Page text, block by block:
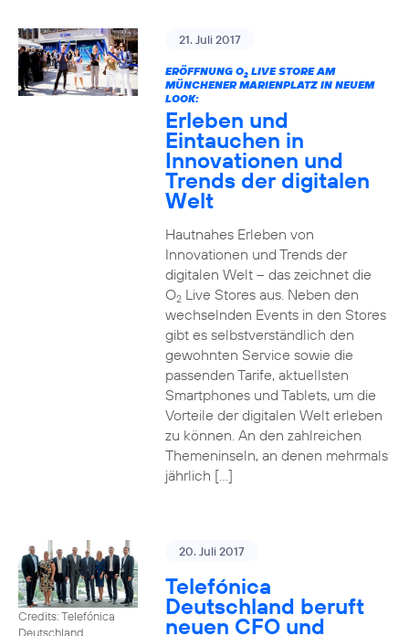
21. Juli 2017
ERÖFFNUNG O2LIVE STORE AM
MÜNCHENER MARIENPLATZ IN NEUEM
LOOK:
Erleben und
Eintauchen in
Innovationen und
Trends der digitalen
Welt
Hautnahes Erleben von
Innovationen und Trends der
digitalen Welt – das zeichnet die
O2Live Stores aus. Neben den
wechselnden Events in den Stores
gibt es selbstverständlich den
gewohnten Service sowie die
passenden Tarife, aktuellsten
Smartphones und Tablets, um die
Vorteile der digitalen Welt erleben
zu können. An den zahlreichen
Themeninseln, an denen mehrmals
jährlich […]
Credits: Telefónica
Deutschland
20. Juli 2017
Telefónica
Deutschland beruft
neuen CFO und